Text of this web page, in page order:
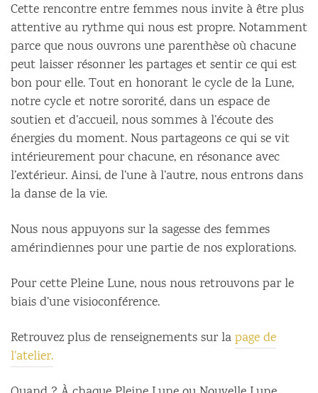
Cette rencontre entre femmes nous invite à être plus
attentive au rythme qui nous est propre. Notamment
parce que nous ouvrons une parenthèse où chacune
peut laisser résonner les partages et sentir ce qui est
bon pour elle. Tout en honorant le cycle de la Lune,
notre cycle et notre sororité, dans un espace de
soutien et d’accueil, nous sommes à l’écoute des
énergies du moment. Nous partageons ce qui se vit
intérieurement pour chacune, en résonance avec
l’extérieur. Ainsi, de l’une à l’autre, nous entrons dans
la danse de la vie.
Nous nous appuyons sur la sagesse des femmes
amérindiennes pour une partie de nos explorations.
Pour cette Pleine Lune, nous nous retrouvons par le
biais d’une visioconférence.
Retrouvez plus de renseignements sur lapage de
l’atelier.